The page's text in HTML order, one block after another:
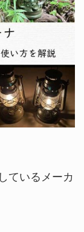
ているメーカ